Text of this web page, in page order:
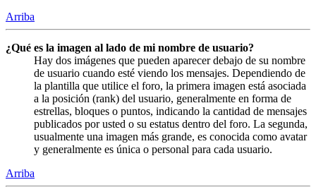
Arriba
¿Qué es la imagen al lado de mi nombre de usuario?
Hay dos imágenes que pueden aparecer debajo de su nombre
de usuario cuando esté viendo los mensajes. Dependiendo de
la plantilla que utilice el foro, la primera imagen está asociada
a la posición (rank) del usuario, generalmente en forma de
estrellas, bloques o puntos, indicando la cantidad de mensajes
publicados por usted o su estatus dentro del foro. La segunda,
usualmente una imagen más grande, es conocida como avatar
y generalmente es única o personal para cada usuario.
Arriba